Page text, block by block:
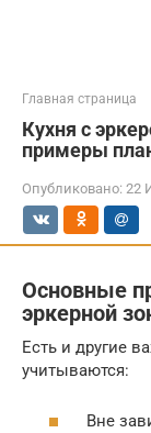
Главная страница
Кухня с
примеры
Опубликовано: 22
Основные
эркерной
Есть и другие
учитываются:
Вне